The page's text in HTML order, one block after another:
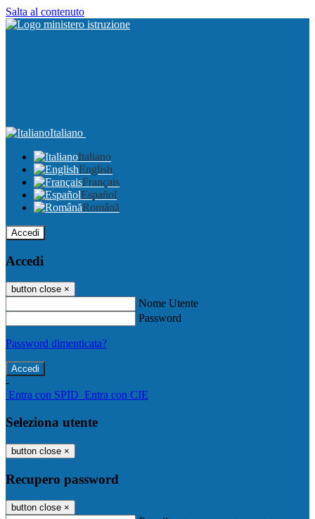
Salta al contenuto
Italiano
Italiano
English
Français
Español
Română
Accedi
Accedi
button close ×
Nome Utente
Password
Password dimenticata?
-
Entra con SPID Entra con CIE
Seleziona utente
button close ×
Recupero password
button close ×